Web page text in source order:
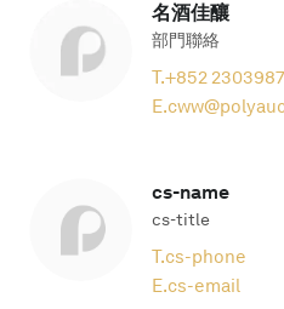
名酒佳釀
部門聯絡
T.+852
E.
cs-name
cs-title
T.cs-phone
E.cs-email